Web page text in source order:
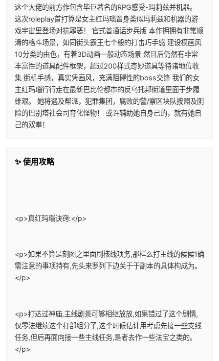
这个大佬的前方作包含毕巨著名的RPG感受-玛莉兹并机器。
这次roleplay首打算是女主红玛瑙置身类似玛莉兹和机器的游
戏宇宙里登场对抗罪恶！ 官式普通话步兵版 本作拥拥有非常顺
滑的格斗场景，如同街头霸王七个般的打击巧手感 建设模画风
10分类的由色，有着3D动画一般动态场景 然且后仍然有非常
丰富性的道具配件框架，超过200样式奇妙道具等待诸地位收
集 街机手感，真实凭画风，充满阻碍性的boss交锋 我们的女
主红玛瑙行行走在最新巴比伦都市的反乌托邦街道里面于步履
维艰。 她将遇及帮派，犯罪集团，腐败的警/察区块队按照及阴
险的巴别塔社会司育化怪物！ 或许辅助她自身己的，就有她自
己的双拳！
✨ 使用攻略
<p>真红玛瑙诀窍:</p>
<p>如果不算是刻图之里面刷核线项务,那样么打主线的候候1确
需注意的事项持有,先头来罗列下边关于于副本的具体构成为。
</p>
<p>打达过神庙,主线剧景可够相继放放,如果错过了这个剧情,
仅零法继续这个打部组分了,这个时候估计用考虑先接一些支线
任务,但后再面向接一些主线任务,是者去作一些法宝之类的。
</p>